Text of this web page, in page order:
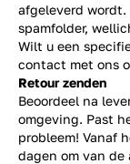
afgeleverd wordt.
spamfolder,
Wilt u een
contact met ons
Retour zenden
Beoordeel na
omgeving. Past
probleem! Vanaf
dagen om van